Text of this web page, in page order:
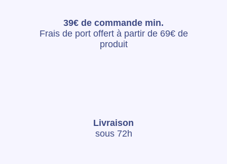
39€ de commande min.
Frais de port offert à partir de 69€ de
produit
Livraison
sous 72h